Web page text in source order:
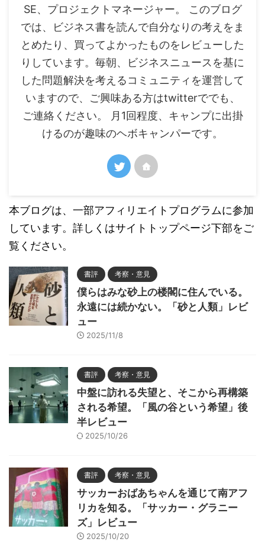
SE、プロジェクトマネージャー。 このブログ
では、ビジネス書を読んで自分なりの考えをま
とめたり、買ってよかったものをレビューした
りしています。毎朝、ビジネスニュースを基に
した問題解決を考えるコミュニティを運営して
いますので、ご興味ある方はtwitterででも、
ご連絡ください。 月1回程度、キャンプに出掛
けるのが趣味のヘボキャンパーです。
本ブログは、一部アフィリエイトプログラムに参加
しています。詳しくはサイトトップページ下部をご
覧ください。
書評 考察・意見
僕らはみな砂上の楼閣に住んでいる。
永遠には続かない。「砂と人類」レビ
ュー
2025/11/8
書評 考察・意見
中盤に訪れる失望と、そこから再構築
される希望。「風の谷という希望」後
半レビュー
2025/10/26
書評 考察・意見
サッカーおばあちゃんを通じて南アフ
リカを知る。「サッカー・グラニー
ズ」レビュー
2025/10/20